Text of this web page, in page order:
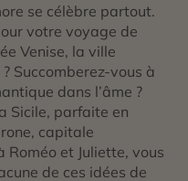
se célèbre partout.
votre voyage de
Venise, la ville
Succomberez-vous à
dans l’âme ?
Sicile, parfaite en
capitale
Roméo et Juliette, vous
de ces idées de